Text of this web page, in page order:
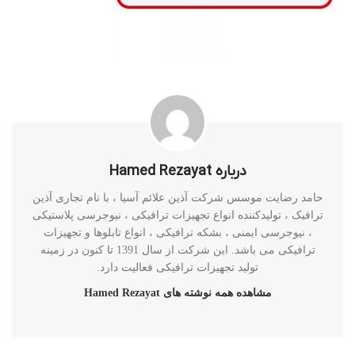
درباره Hamed Rezayat
حامد رضایت موسس شرکت آذین علائم آسیا ، با نام تجاری آذین
ترافیک ، تولیدکننده انواع تجهیزات ترافیکی ، نیوجرسی پلاستیکی
، نیوجرسی ایمنی ، بشکه ترافیکی ، انواع تابلوها و تجهیزات
ترافیکی می باشد. این شرکت از سال 1391 تا کنون در زمینه
تولید تجهیزات ترافیکی فعالیت دارد.
مشاهده همه نوشته های Hamed Rezayat